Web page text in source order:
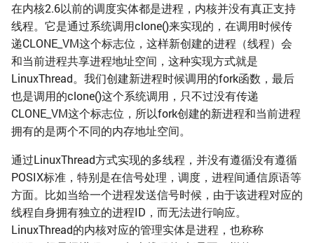
搜
索同步方式
信号处理
进一步阅读
namespace FAQ
docs value与 field data
每个程序员都应该了解的
内存知识
每个系统程序员都应该了
解的并发知识
Spark上手示例
Matplotlib入门教程
C/C++
Go
Rust
数据库
更多
CheatSheet KaTex 常用公式编辑
PKG-CONFIG
九大命名规则
vcpkg
uv
http
缓存
nginx
消息队列
IO
protobuf
go
在内核2.6以前的调度实体都是进程，内核并没有真正支持
线程。它是通过系统调用clone()来实现的，在调用时候传
递CLONE_VM这个标志位，这样新创建的进程（线程）会
和当前进程共享进程地址空间，这种实现方式就是
LinuxThread。我们创建新进程时候调用的fork函数，最后
也是调用的clone()这个系统调用，只不过没有传递
CLONE_VM这个标志位，所以fork创建的新进程和当前进程
拥有的是两个不同的内存地址空间。
通过LinuxThread方式实现的多线程，并没有遵循没有遵循
POSIX标准，特别是在信号处理，调度，进程间通信原语等
方面。比如当给一个进程发送信号时候，由于该进程对应的
线程自身拥有独立的进程ID，而无法进行响应。
LinuxThread的内核对应的管理实体是进程，也称称